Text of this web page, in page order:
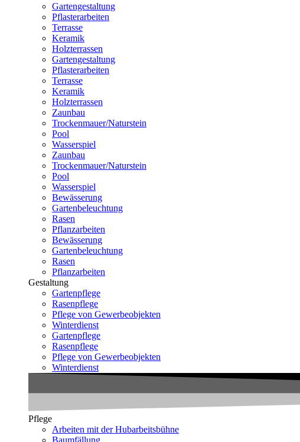
Gartengestaltung
Pflasterarbeiten
Terrasse
Keramik
Holzterrassen
Gartengestaltung
Pflasterarbeiten
Terrasse
Keramik
Holzterrassen
Zaunbau
Trockenmauer/Naturstein
Pool
Wasserspiel
Zaunbau
Trockenmauer/Naturstein
Pool
Wasserspiel
Bewässerung
Gartenbeleuchtung
Rasen
Pflanzarbeiten
Bewässerung
Gartenbeleuchtung
Rasen
Pflanzarbeiten
Gestaltung
Gartenpflege
Rasenpflege
Pflege von Gewerbeobjekten
Winterdienst
Gartenpflege
Rasenpflege
Pflege von Gewerbeobjekten
Winterdienst
Pflege
Arbeiten mit der Hubarbeitsbühne
Baumfällung